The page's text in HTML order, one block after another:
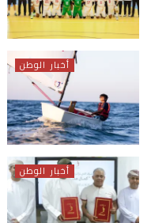
أخبار الوطن
أخبار الوطن